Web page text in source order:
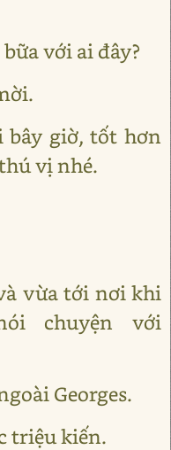
với ai đây?
bây giờ, tốt hơn
vị nhé.
vừa tới nơi khi
chuyện với
Georges.
triệu kiến.